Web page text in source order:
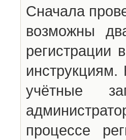
Сначала
возможны
регистрации
учётные
процессе